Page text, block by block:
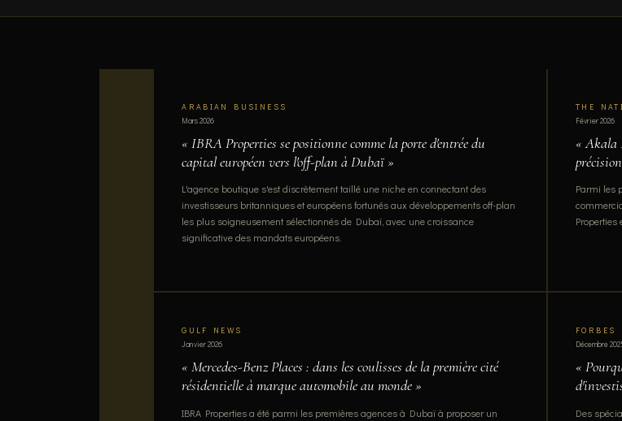
ARABIAN BUSINESS
Mars 2026
« IBRA Properties se positionne comme la porte d'entrée du
capital européen vers l'off-plan à Dubaï »
L'agence boutique s'est discrètement taillé une niche en connectant des
investisseurs britanniques et européens fortunés aux développements off-plan
les plus soigneusement sélectionnés de Dubaï, avec une croissance
significative des mandats européens.
THE
Février 2026
« Akala
Parmi les
GULF NEWS
Janvier 2026
« Mercedes-Benz Places : dans les coulisses de la première cité
résidentielle à marque automobile au monde »
IBRA Properties a été parmi les premières agences à Dubaï à proposer un
FORBES
Décembre
«
Des